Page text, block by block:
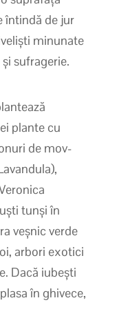
întindă de jur
minunate
sufragerie.
plante cu
de mov-
tunși în
veșnic verde
arbori exotici
Dacă iubești
în ghivece,